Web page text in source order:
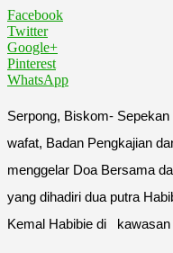
Facebook
Twitter
Google+
Pinterest
WhatsApp
Serpong, Biskom-
wafat, Badan Pengkajian
menggelar Doa Bersama
yang dihadiri dua putra
Kemal Habibie di kawasan